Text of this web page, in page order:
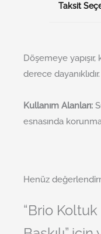
Taksit
Döşemeye yapışır,
derece dayanıklıdır.
Kullanım Alanları:
esnasında
Henüz
“Brio Koltuk